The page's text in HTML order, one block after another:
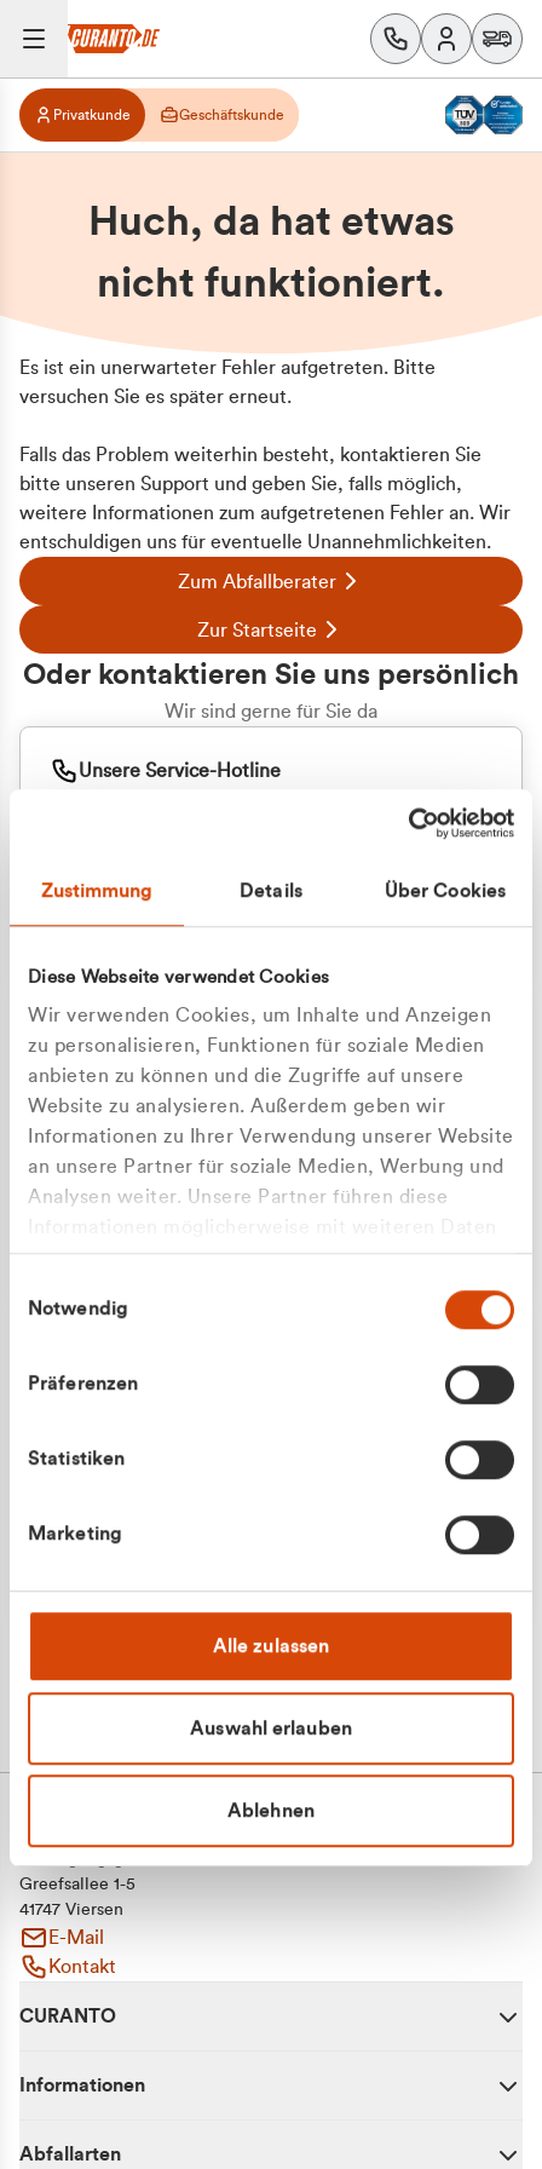
Zustimmung Details Über Cookies
Diese Webseite verwendet Cookies
Wir verwenden Cookies, um Inhalte und Anzeigen
zu personalisieren, Funktionen für soziale Medien
anbieten zu können und die Zugriffe auf unsere
Website zu analysieren. Außerdem geben wir
Informationen zu Ihrer Verwendung unserer Website
an unsere Partner für soziale Medien, Werbung und
Analysen weiter. Unsere Partner führen diese
zusammen, die Sie ihnen bereitgestellt haben oder
gesammelt haben.
Notwendig
Präferenzen
Statistiken
Marketing
Alle zulassen
Auswahl erlauben
Ablehnen
Zu welcher Kundengruppe
Privatkunde Geschäftskunde
Huch, da hat etwas
nicht funktioniert.
Es ist ein unerwarteter Fehler aufgetreten. Bitte
versuchen Sie es später erneut.
Falls das Problem weiterhin besteht, kontaktieren Sie
bitte unseren Support und geben Sie, falls möglich,
weitere Informationen zum aufgetretenen Fehler an. Wir
entschuldigen uns für eventuelle Unannehmlichkeiten.
Zum Abfallberater
Zur Startseite
Oder kontaktieren Sie uns persönlich
Wir sind gerne für Sie da
Unsere Service-Hotline
+49 177 8376058
Apilash Balanesan
Greefsallee 1-5
41747 Viersen
E-Mail
Kontakt
CURANTO
Informationen
Abfallarten